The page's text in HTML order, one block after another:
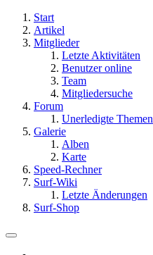
Start
Artikel
Mitglieder
Letzte Aktivitäten
Benutzer online
Team
Mitgliedersuche
Forum
Unerledigte Themen
Galerie
Alben
Karte
Speed-Rechner
Surf-Wiki
Letzte Änderungen
Surf-Shop